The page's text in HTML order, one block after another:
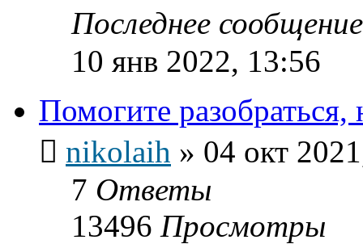
Последнее
10 янв 2022, 13:56
Помогите разобраться,
nikolaih » 04 окт
7 Ответы
13496 Просмотры